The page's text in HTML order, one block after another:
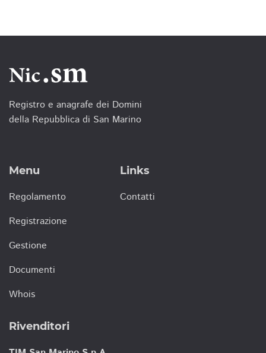
Registro e anagrafe dei Domini
della Repubblica di San Marino
Menu
Regolamento
Registrazione
Gestione
Documenti
Whois
Links
Contatti
Rivenditori